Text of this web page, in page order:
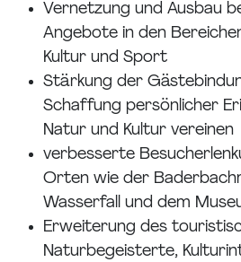
Vernetzung und Ausbau
Angebote in den
Kultur und Sport
Stärkung der
Schaffung persönlicher
Natur und Kultur vereinen
verbesserte
Orten wie der
Wasserfall und dem
Erweiterung des
Naturbegeisterte,